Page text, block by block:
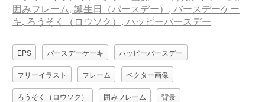
EPS バースデーケーキ ハッピーバースデー
フリーイラスト フレーム ベクター画像
ろうそく（ロウソク） 囲みフレーム 背景